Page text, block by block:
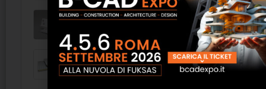
Gocciolatoio brake
Super Top Piano